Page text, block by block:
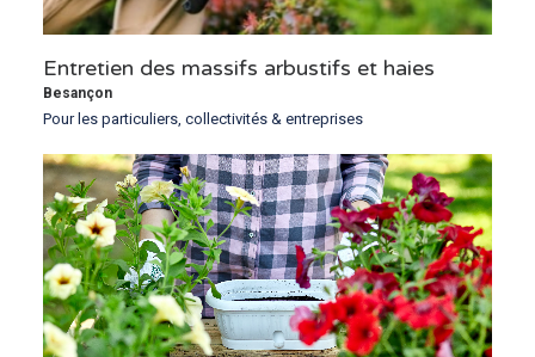
Entretien des massifs arbustifs et haies
Besançon
Pour les particuliers, collectivités & entreprises